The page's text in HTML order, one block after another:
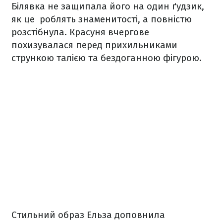
Білявка не защипала його на один ґудзик,
як це роблять знаменитості, а повністю
розстібнула. Красуня вчергове
похизувалася перед прихильниками
стрункою талією та бездоганною фігурою.
Стильний образ Ельза доповнила